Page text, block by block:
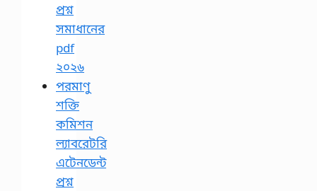
প্রশ্ন
সমাধানের
pdf
২০২৬
পরমাণু
শক্তি
কমিশন
ল্যাবরেটরি
এটেনডেন্ট
প্রশ্ন